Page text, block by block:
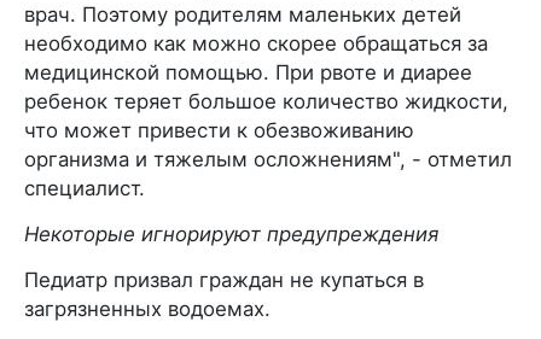
врач. Поэтому родителям маленьких детей
необходимо как можно скорее обращаться за
медицинской помощью. При рвоте и диарее
ребенок теряет большое количество жидкости,
что может привести к обезвоживанию
организма и тяжелым осложнениям", - отметил
специалист.
Некоторые игнорируют предупреждения
Педиатр призвал граждан не купаться в
загрязненных водоемах.